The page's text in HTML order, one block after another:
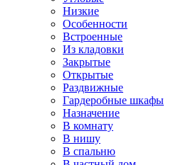
Низкие
Особенности
Встроенные
Из кладовки
Закрытые
Открытые
Раздвижные
Гардеробные шкафы
Назначение
В комнату
В нишу
В спальню